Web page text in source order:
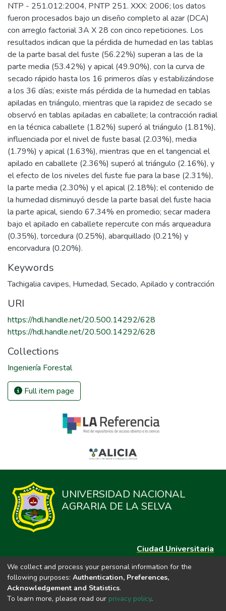
NTP - 251.012:2004, PNTP 251. XXX: 2006; los datos
fueron procesados bajo un diseño completo al azar (DCA)
con arreglo factorial 3A X 28 con cinco repeticiones. Los
resultados indican que la pérdida de humedad en las tablas
de la parte basal del fuste (56.22%) superan a las de la
parte media (53.42%) y apical (49.90%), con la curva de
secado rápido hasta los 16 primeros días y estabilizándose
a los 36 días; existe más pérdida de la humedad en tablas
apiladas en triángulo, mientras que la rapidez de secado se
observó en tablas apiladas en caballete; la contracción radial
en la técnica caballete (1.82%) superó al triángulo (1.81%),
influenciada por el nivel de fuste basal (2.03%), media
(1.79%) y apical (1.63%), mientras que en el tangencial el
apilado en caballete (2.36%) superó al triángulo (2.16%), y
el efecto de los niveles del fuste fue para la base (2.31%),
la parte media (2.30%) y el apical (2.18%); el contenido de
la humedad disminuyó desde la parte basal del fuste hacia
la parte apical, siendo 67.34% en promedio; secar madera
bajo el apilado en caballete repercute con más arqueadura
(0.35%), torcedura (0.25%), abarquillado (0.21%) y
encorvadura (0.20%).
Keywords
Tachigalia cavipes, Humedad, Secado, Apilado y contracción
URI
https://hdl.handle.net/20.500.14292/628
https://hdl.handle.net/20.500.14292/628
Collections
Ingeniería Forestal
Full item page
UNIVERSIDAD NACIONAL
AGRARIA DE LA SELVA
Ciudad Universitaria
Carretera Central km. 1.21 Tingo María, Huánuco
Datos del contacto
repositorio@unas.edu.pe
https://portalweb.unas.edu.pe/
We collect and process your personal information for the
following purposes: Authentication, Preferences,
Acknowledgement and Statistics.
To learn more, please read our privacy policy.